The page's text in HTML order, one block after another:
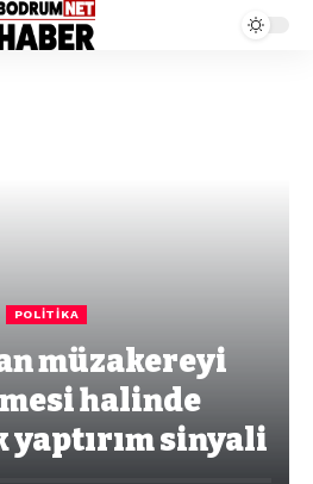
POLITIKA
müzakereyi
halinde
yaptırım sinyali